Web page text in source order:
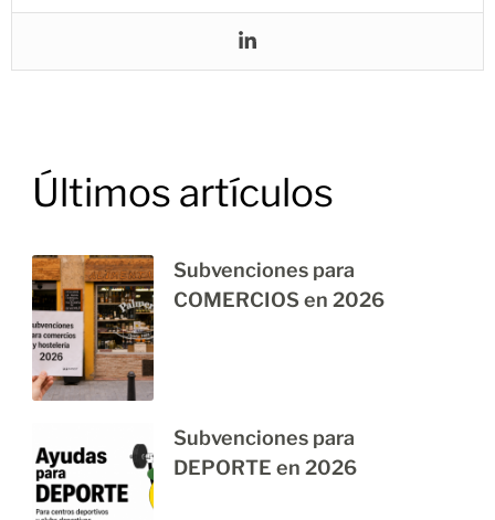
Últimos artículos
Subvenciones para
COMERCIOS en 2026
Subvenciones para
DEPORTE en 2026